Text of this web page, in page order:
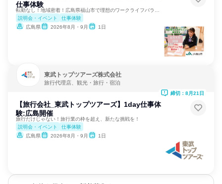
仕事体験
説明会・イベント
仕事体験
広島県
2026年8月・9月 1日
東武トップツアーズ株式会社
旅行代理店、観光・旅行・宿泊
【旅行会社_東武トップツアーズ】1day仕事体
験:広島開催
旅行だけじゃない！旅行業の枠を超え、新たな挑戦を！
説明会・イベント
仕事体験
広島県
2026年8月・9月 1日
締切：8月21日